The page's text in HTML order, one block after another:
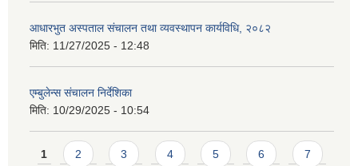
आधारभुत अस्पताल संचालन तथा व्यवस्थापन कार्यविधि, २०८२
मिति: 11/27/2025 - 12:48
एम्बुलेन्स संचालन निर्देशिका
मिति: 10/29/2025 - 10:54
Pages
1 2 3 4 5 6 7